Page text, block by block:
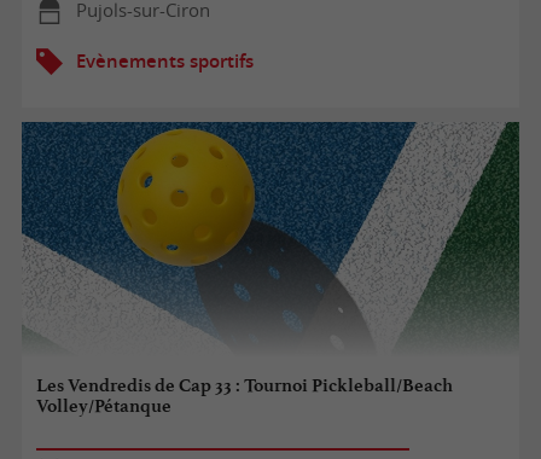
Pujols-sur-Ciron
Evènements sportifs
Les Vendredis de Cap 33 : Tournoi Pickleball/Beach
Volley/Pétanque